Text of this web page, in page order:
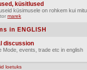
küsitlused
küsimusele on rohkem kui
marek
in ENGLISH
discussion
Mode, events, trade etc in english
loetuks